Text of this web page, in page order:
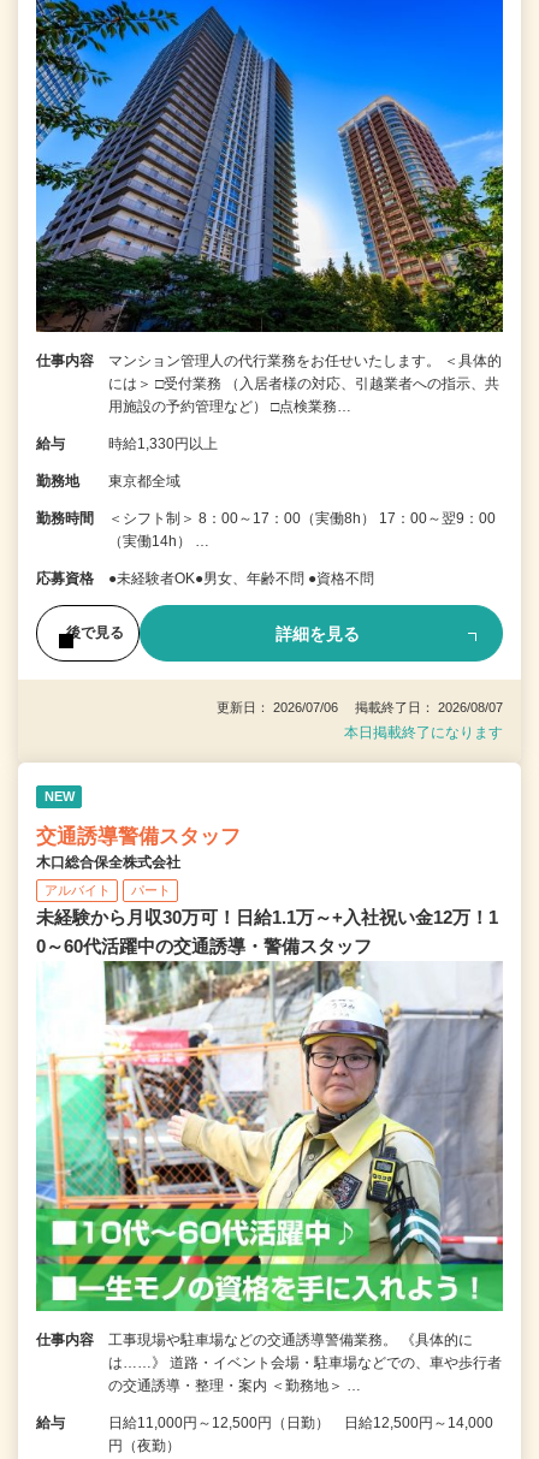
仕事内容
マンション管理人の代行業務をお任せいたします。 ＜具体的
には＞ □受付業務 （入居者様の対応、引越業者への指示、共
用施設の予約管理など） □点検業務…
給与 時給1,330円以上
勤務地 東京都全域
勤務時間
＜シフト制＞ 8：00～17：00（実働8h） 17：00～翌9：00
（実働14h） …
応募資格 ●未経験者OK●男女、年齢不問 ●資格不問
後で見る 詳細を見る
更新日： 2026/07/06 掲載終了日： 2026/08/07
本日掲載終了になります
NEW
交通誘導警備スタッフ
木口総合保全株式会社
アルバイト パート
未経験から月収30万可！日給1.1万～+入社祝い金12万！1
0～60代活躍中の交通誘導・警備スタッフ
仕事内容
工事現場や駐車場などの交通誘導警備業務。 《具体的に
は……》 道路・イベント会場・駐車場などでの、車や歩行者
の交通誘導・整理・案内 ＜勤務地＞ …
給与
日給11,000円～12,500円（日勤） 日給12,500円～14,000
円（夜勤）